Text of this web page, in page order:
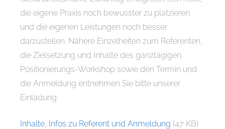
die eigene Praxis noch bewusster zu platzieren
und die eigenen Leistungen noch besser
darzustellen. Nähere Einzelheiten zum Referenten,
die Zielsetzung und Inhalte des ganztägigen
Positionierungs-Workshop sowie den Termin und
die Anmeldung entnehmen Sie bitte unserer
Einladung:
Inhalte, Infos zu Referent und Anmeldung (47 KB)